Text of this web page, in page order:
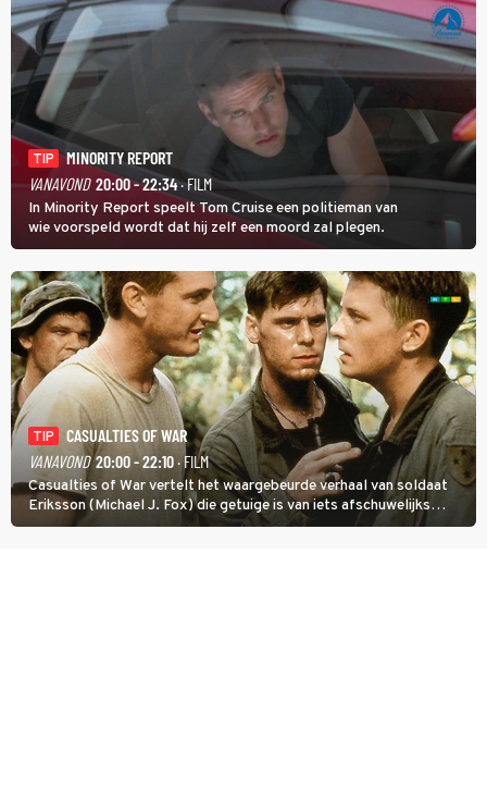
TIP
MINORITY REPORT
VANAVOND 20:00 - 22:34· FILM
In Minority Report speelt Tom Cruise een politieman van
wie voorspeld wordt dat hij zelf een moord zal plegen.
TIP
CASUALTIES OF WAR
VANAVOND 20:00 - 22:10· FILM
Casualties of War vertelt het waargebeurde verhaal van soldaat
Eriksson (Michael J. Fox) die getuige is van iets afschuwelijks
tijdens de Vietnamoorlog. Hij besluit uit de school te klappen.